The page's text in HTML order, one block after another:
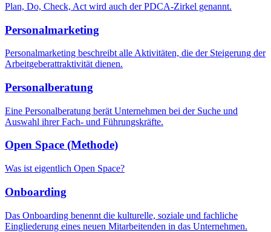
Plan, Do, Check, Act wird auch der PDCA-Zirkel genannt.
Personalmarketing
Personalmarketing beschreibt alle Aktivitäten, die der Steigerung der
Arbeitgeberattraktivität dienen.
Personalberatung
Eine Personalberatung berät Unternehmen bei der Suche und
Auswahl ihrer Fach- und Führungskräfte.
Open Space (Methode)
Was ist eigentlich Open Space?
Onboarding
Das Onboarding benennt die kulturelle, soziale und fachliche
Eingliederung eines neuen Mitarbeitenden in das Unternehmen.